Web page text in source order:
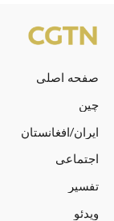
صفحه اصلی
چین
ایران/افغانستان
اجتماعی
تفسیر
ویدئو